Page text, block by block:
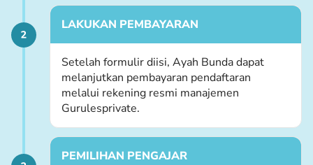
LAKUKAN PEMBAYARAN
Setelah formulir diisi, Ayah Bunda dapat
melanjutkan pembayaran pendaftaran
melalui rekening resmi manajemen
Gurulesprivate.
PEMILIHAN PENGAJAR